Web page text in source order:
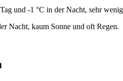
und -1 °C in der Nacht, sehr
Nacht, kaum Sonne und oft Regen.